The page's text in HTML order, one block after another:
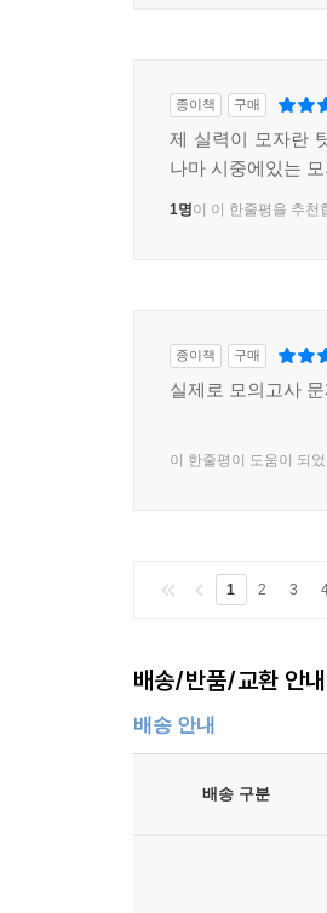
종이책 구매
제 실력이 모자란
나마 시중에있는
1명이 이 한줄평을 추천
종이책 구매
실제로 모의고사
이 한줄평이 도움이 되
1 2 3
배송/반품/교환 안내
배송 안내
배송 구분